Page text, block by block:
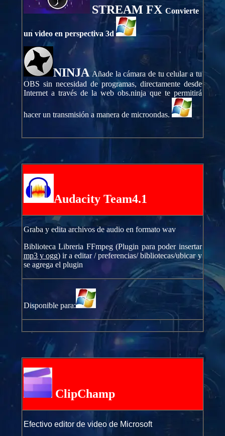
STREAM FX Convierte
un video en perspectiva 3d
NINJA Añade la cámara de tu celular a tu
OBS sin necesidad de programas, directamente desde
Internet a través de la web obs.ninja que te permitirá
hacer un transmisión a manera de microondas.
Audacity Team4.1
Graba y edita archivos de audio en formato wav
Biblioteca Libreria FFmpeg (Plugin para poder insertar
mp3 y ogg) ir a editar / preferencias/ bibliotecas/ubicar y
se agrega el plugin
Disponible para:
ClipChamp
Efectivo editor de video de Microsoft